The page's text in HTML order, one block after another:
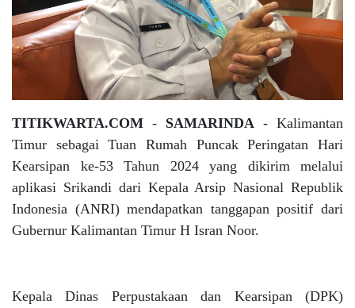
TITIKWARTA.COM - SAMARINDA - Kalimantan
Timur sebagai Tuan Rumah Puncak Peringatan Hari
Kearsipan ke-53 Tahun 2024 yang dikirim melalui
aplikasi Srikandi dari Kepala Arsip Nasional Republik
Indonesia (ANRI) mendapatkan tanggapan positif dari
Gubernur Kalimantan Timur H Isran Noor.
Kepala Dinas Perpustakaan dan Kearsipan (DPK)